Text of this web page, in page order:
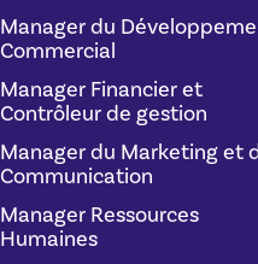
Manager du
Commercial
Manager Financier et
Contrôleur de gestion
Manager du Marketing et
Communication
Manager Ressources
Humaines